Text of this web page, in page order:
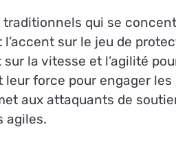
qui se
sur le jeu de
la vitesse et l’agilité
force pour engager
aux attaquants de
agiles.